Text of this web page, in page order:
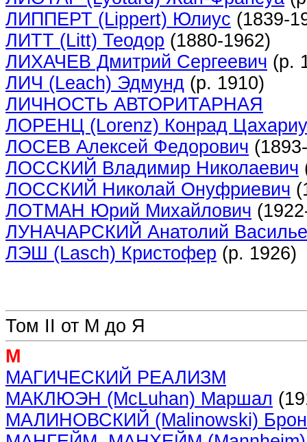
ЛИППЕРТ (Lippert) Юлиус (1839-
ЛИТТ (Litt) Теодор (1880-1962)
ЛИХАЧЕВ Дмитрий Сергеевич (р.
ЛИЧ (Leach) Эдмунд (р. 1910)
ЛИЧНОСТЬ АВТОРИТАРНАЯ
ЛОРЕНЦ (Lorenz) Конрад
ЛОСЕВ Алексей Федорович
ЛОССКИЙ Владимир Николаевич
ЛОССКИЙ Николай Онуфриевич
ЛОТМАН Юрий Михайлович
ЛУНАЧАРСКИЙ Анатолий
ЛЭШ (Lasch) Кристофер (р. 1926)
Том II от М до Я
М
МАГИЧЕСКИЙ РЕАЛИЗМ
МАКЛЮЭН (McLuhan) Маршал
МАЛИНОВСКИЙ (Malinowski)